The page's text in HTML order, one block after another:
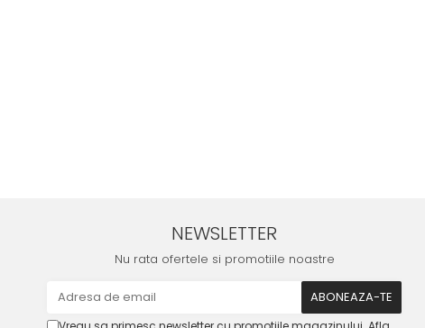
NEWSLETTER
Nu rata ofertele si promotiile noastre